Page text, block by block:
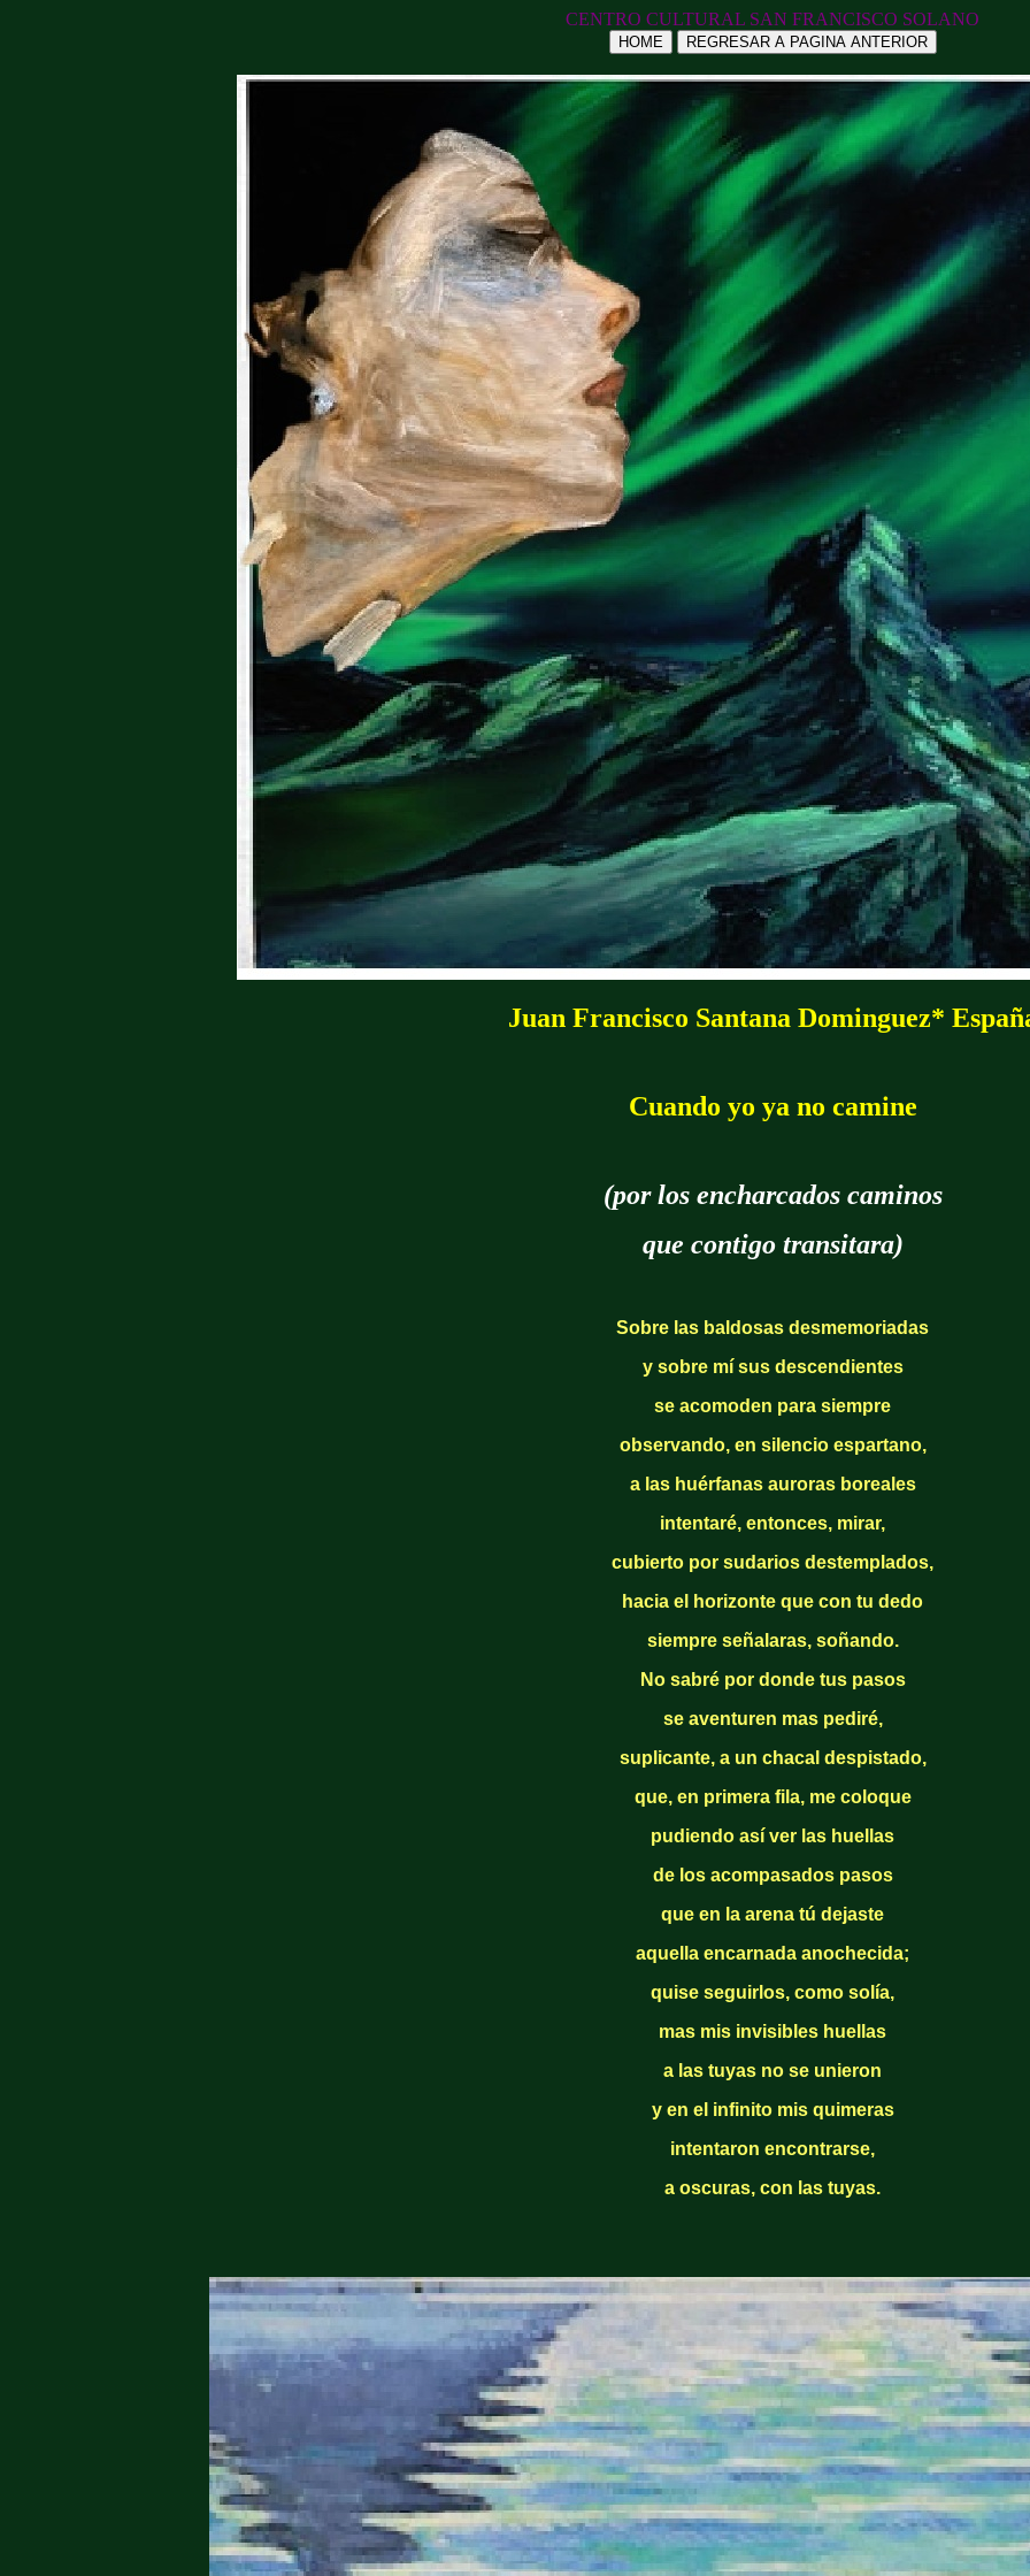
CENTRO CULTURAL SAN FRANCISCO SOLANO
HOME REGRESAR A PAGINA ANTERIOR
Juan Francisco Santana Dominguez*
Cuando yo ya no camine
(por los encharcados caminos
que contigo transitara)
Sobre las baldosas desmemoriadas
y sobre mí sus descendientes
se acomoden para siempre
observando, en silencio espartano,
a las huérfanas auroras boreales
intentaré, entonces, mirar,
cubierto por sudarios destemplados,
hacia el horizonte que con tu dedo
siempre señalaras, soñando.
No sabré por donde tus pasos
se aventuren mas pediré,
suplicante, a un chacal despistado,
que, en primera fila, me coloque
pudiendo así ver las huellas
de los acompasados pasos
que en la arena tú dejaste
aquella encarnada anochecida;
quise seguirlos, como solía,
mas mis invisibles huellas
a las tuyas no se unieron
y en el infinito mis quimeras
intentaron encontrarse,
a oscuras, con las tuyas.